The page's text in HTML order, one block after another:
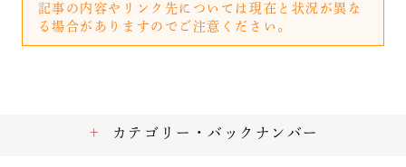
記事の内容やリンク先については現在と状況が異な
る場合がありますのでご注意ください。
カテゴリー・バックナンバー